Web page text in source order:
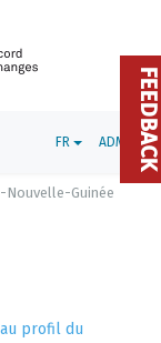
FR ADMIN
Nouvelle-Guinée
profil du
FEEDBACK